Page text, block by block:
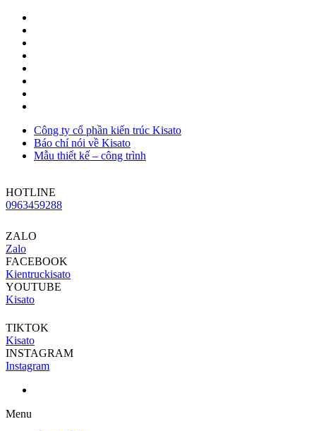
Công ty cổ phần kiến trúc Kisato
Báo chí nói về Kisato
Mẫu thiết kế – công trình
HOTLINE
0963459288
ZALO
Zalo
FACEBOOK
Kientruckisato
YOUTUBE
Kisato
TIKTOK
Kisato
INSTAGRAM
Instagram
Menu